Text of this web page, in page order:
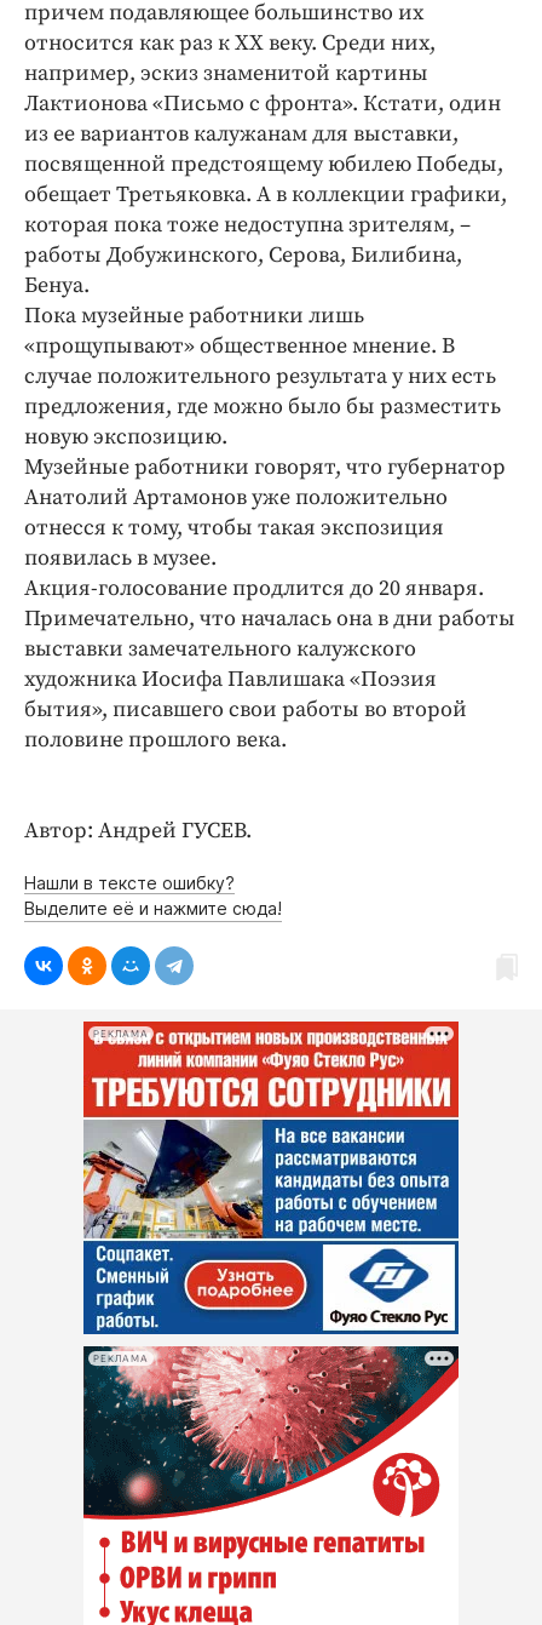
Клиника года
Бренд года
Работодатель года
причем подавляющее большинство их
относится как раз к ХХ веку. Среди них,
например, эскиз знаменитой картины
Лактионова «Письмо с фронта». Кстати, один
из ее вариантов калужанам для выставки,
посвященной предстоящему юбилею Победы,
обещает Третьяковка. А в коллекции графики,
которая пока тоже недоступна зрителям, –
работы Добужинского, Серова, Билибина,
Бенуа.
Пока музейные работники лишь
«прощупывают» общественное мнение. В
случае положительного результата у них есть
предложения, где можно было бы разместить
новую экспозицию.
Музейные работники говорят, что губернатор
Анатолий Артамонов уже положительно
отнесся к тому, чтобы такая экспозиция
появилась в музее.
Акция-голосование продлится до 20 января.
Примечательно, что началась она в дни работы
выставки замечательного калужского
художника Иосифа Павлишака «Поэзия
бытия», писавшего свои работы во второй
половине прошлого века.
Автор: Андрей ГУСЕВ.
Нашли в тексте ошибку?
Выделите её и нажмите сюда!
РЕКЛАМА
РЕКЛАМА